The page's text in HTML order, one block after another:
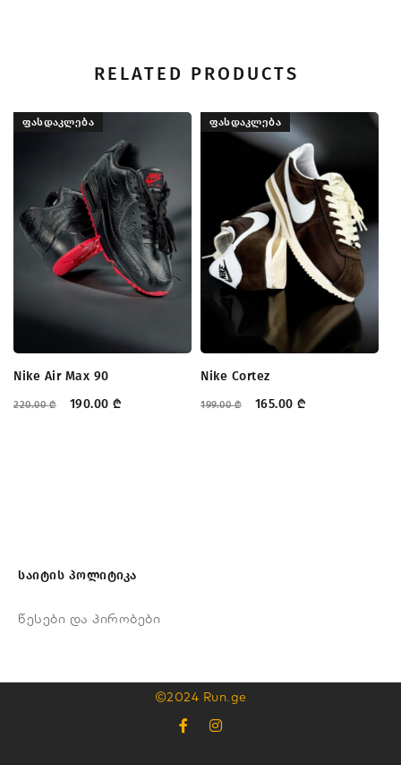
RELATED PRODUCTS
ᲤᲐᲡᲓᲐᲙᲚᲔᲑᲐ
Nike Air Max 90
220.00₾ 190.00 ₾
ᲤᲐᲡᲓᲐᲙᲚᲔᲑᲐ
Nike Cortez
199.00₾ 165.00 ₾
საიტის პოლიტიკა
წესები და პირობები
©2024 Run.ge